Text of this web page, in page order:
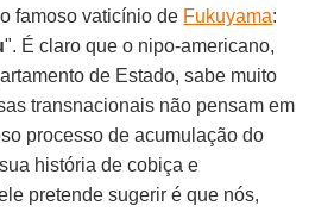
famoso vaticínio de Fukuyama:
". É claro que o nipo-americano,
de Estado, sabe muito
transnacionais não pensam em
processo de acumulação do
história de cobiça e
pretende sugerir é que nós,